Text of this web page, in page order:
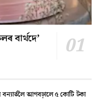
বাৰ্থদে’
আগবঢ়ালে ৫ কোটি টকা